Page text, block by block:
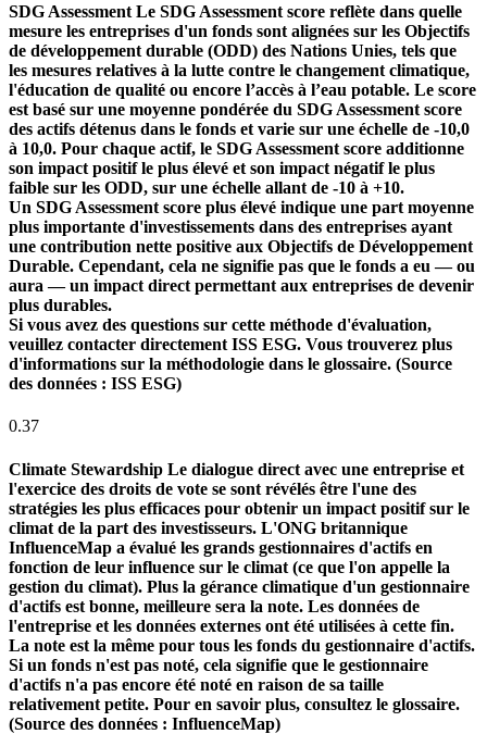
SDG Assessment Le SDG Assessment score reflète dans quelle
mesure les entreprises d'un fonds sont alignées sur les Objectifs
de développement durable (ODD) des Nations Unies, tels que
les mesures relatives à la lutte contre le changement climatique,
l'éducation de qualité ou encore l’accès à l’eau potable. Le score
est basé sur une moyenne pondérée du SDG Assessment score
des actifs détenus dans le fonds et varie sur une échelle de -10,0
à 10,0. Pour chaque actif, le SDG Assessment score additionne
son impact positif le plus élevé et son impact négatif le plus
faible sur les ODD, sur une échelle allant de -10 à +10.
Un SDG Assessment score plus élevé indique une part moyenne
plus importante d'investissements dans des entreprises ayant
une contribution nette positive aux Objectifs de Développement
Durable. Cependant, cela ne signifie pas que le fonds a eu — ou
aura — un impact direct permettant aux entreprises de devenir
plus durables.
Si vous avez des questions sur cette méthode d'évaluation,
veuillez contacter directement ISS ESG. Vous trouverez plus
d'informations sur la méthodologie dans le glossaire. (Source
des données : ISS ESG)
0.37
Climate Stewardship Le dialogue direct avec une entreprise et
l'exercice des droits de vote se sont révélés être l'une des
stratégies les plus efficaces pour obtenir un impact positif sur le
climat de la part des investisseurs. L'ONG britannique
InfluenceMap a évalué les grands gestionnaires d'actifs en
fonction de leur influence sur le climat (ce que l'on appelle la
gestion du climat). Plus la gérance climatique d'un gestionnaire
d'actifs est bonne, meilleure sera la note. Les données de
l'entreprise et les données externes ont été utilisées à cette fin.
La note est la même pour tous les fonds du gestionnaire d'actifs.
Si un fonds n'est pas noté, cela signifie que le gestionnaire
d'actifs n'a pas encore été noté en raison de sa taille
relativement petite. Pour en savoir plus, consultez le glossaire.
(Source des données : InfluenceMap)